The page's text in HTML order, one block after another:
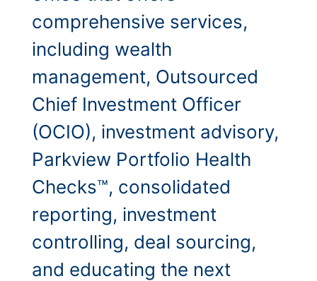
comprehensive services,
including wealth
management, Outsourced
Chief Investment Officer
(OCIO), investment advisory,
Parkview Portfolio Health
Checks™, consolidated
reporting, investment
controlling, deal sourcing,
and educating the next